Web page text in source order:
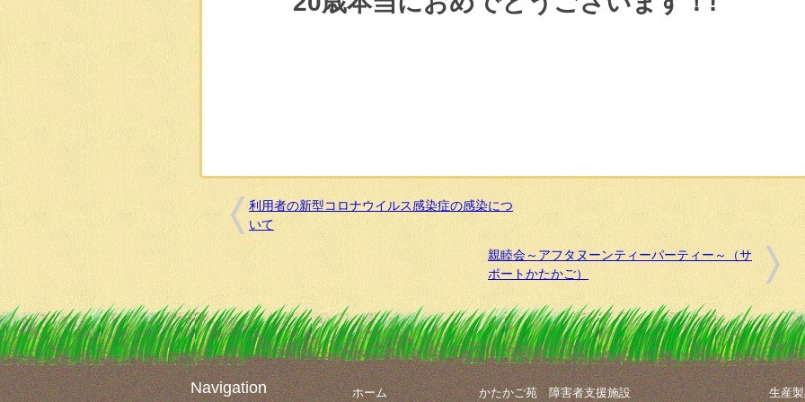
利用者の新型コロナウイルス感染症の感染につ
いて
親睦会～アフタヌーンティーパーティー～（サ
ポートかたかご）
Navigation ホーム かたかご苑 障害者支援施設 生産